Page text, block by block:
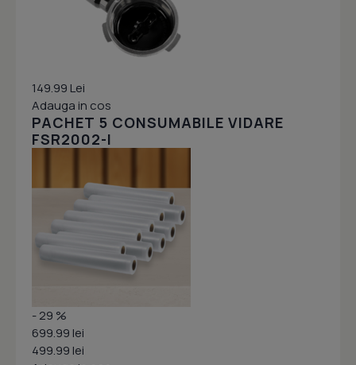
149.99 Lei
Adauga in cos
PACHET 5 CONSUMABILE VIDARE
FSR2002-I
- 29 %
699.99 lei
499.99 lei